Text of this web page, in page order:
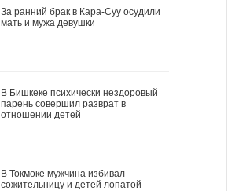
За ранний брак в Кара-Суу осудили
мать и мужа девушки
В Бишкеке психически нездоровый
парень совершил разврат в
отношении детей
В Токмоке мужчина избивал
сожительницу и детей лопатой